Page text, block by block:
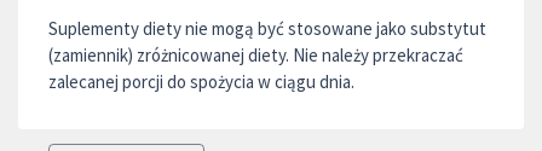
Suplementy diety nie mogą być stosowane jako substytut
(zamiennik) zróżnicowanej diety. Nie należy przekraczać
zalecanej porcji do spożycia w ciągu dnia.